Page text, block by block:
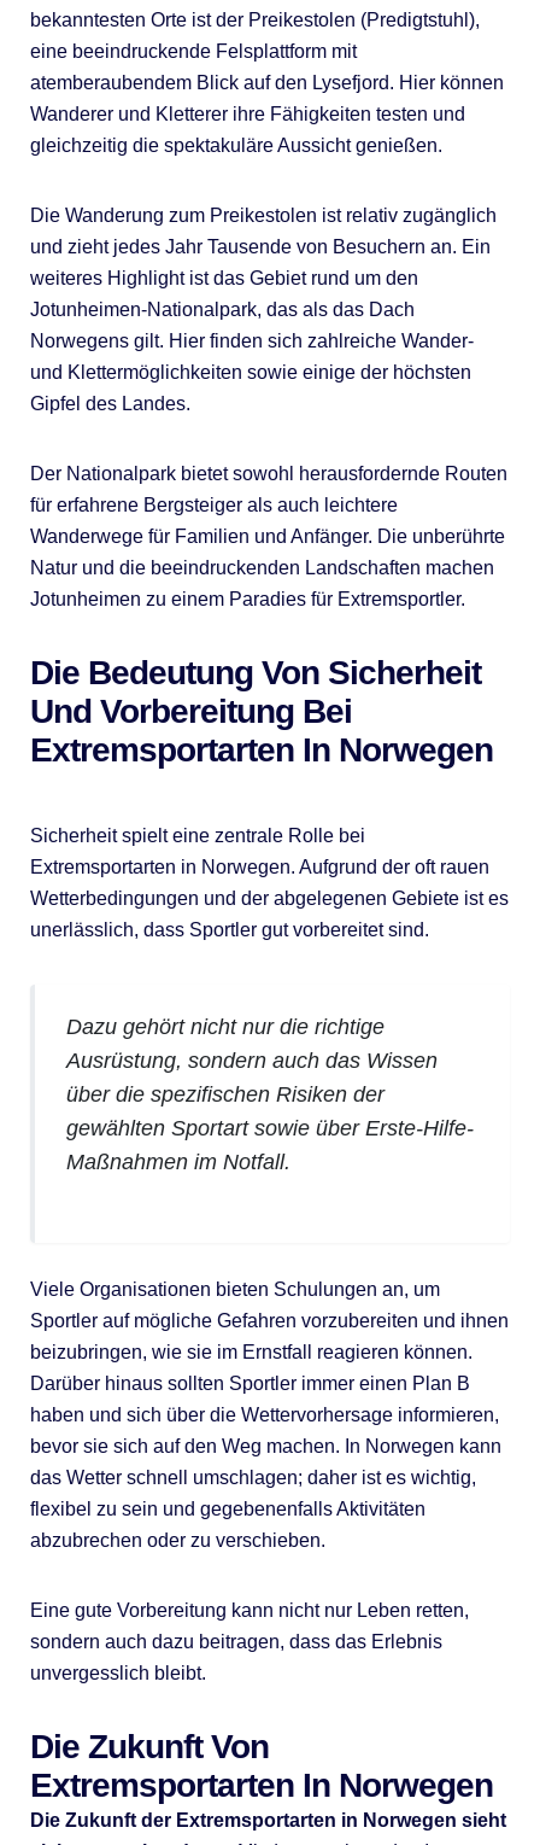
bekanntesten Orte ist der Preikestolen (Predigtstuhl),
eine beeindruckende Felsplattform mit
atemberaubendem Blick auf den Lysefjord. Hier können
Wanderer und Kletterer ihre Fähigkeiten testen und
gleichzeitig die spektakuläre Aussicht genießen.
Die Wanderung zum Preikestolen ist relativ zugänglich
und zieht jedes Jahr Tausende von Besuchern an. Ein
weiteres Highlight ist das Gebiet rund um den
Jotunheimen-Nationalpark, das als das Dach
Norwegens gilt. Hier finden sich zahlreiche Wander-
und Klettermöglichkeiten sowie einige der höchsten
Gipfel des Landes.
Der Nationalpark bietet sowohl herausfordernde Routen
für erfahrene Bergsteiger als auch leichtere
Wanderwege für Familien und Anfänger. Die unberührte
Natur und die beeindruckenden Landschaften machen
Jotunheimen zu einem Paradies für Extremsportler.
Die Bedeutung Von Sicherheit
Und Vorbereitung Bei
Extremsportarten In Norwegen
Sicherheit spielt eine zentrale Rolle bei
Extremsportarten in Norwegen. Aufgrund der oft rauen
Wetterbedingungen und der abgelegenen Gebiete ist es
unerlässlich, dass Sportler gut vorbereitet sind.
Dazu gehört nicht nur die richtige
Ausrüstung, sondern auch das Wissen
über die spezifischen Risiken der
gewählten Sportart sowie über Erste-Hilfe-
Maßnahmen im Notfall.
Viele Organisationen bieten Schulungen an, um
Sportler auf mögliche Gefahren vorzubereiten und ihnen
beizubringen, wie sie im Ernstfall reagieren können.
Darüber hinaus sollten Sportler immer einen Plan B
haben und sich über die Wettervorhersage informieren,
bevor sie sich auf den Weg machen. In Norwegen kann
das Wetter schnell umschlagen; daher ist es wichtig,
flexibel zu sein und gegebenenfalls Aktivitäten
abzubrechen oder zu verschieben.
Eine gute Vorbereitung kann nicht nur Leben retten,
sondern auch dazu beitragen, dass das Erlebnis
unvergesslich bleibt.
Die Zukunft Von
Extremsportarten In Norwegen
Die Zukunft der Extremsportarten in Norwegen sieht